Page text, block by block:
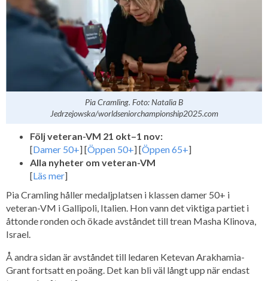
Pia Cramling. Foto: Natalia B
Jedrzejowska/worldseniorchampionship2025.com
Följ veteran-VM 21 okt–1 nov:
[Damer 50+] [Öppen 50+] [Öppen 65+]
Alla nyheter om veteran-VM
[Läs mer]
Pia Cramling håller medaljplatsen i klassen damer 50+ i
veteran-VM i Gallipoli, Italien. Hon vann det viktiga partiet i
åttonde ronden och ökade avståndet till trean Masha Klinova,
Israel.
Å andra sidan är avståndet till ledaren Ketevan Arakhamia-
Grant fortsatt en poäng. Det kan bli väl långt upp när endast